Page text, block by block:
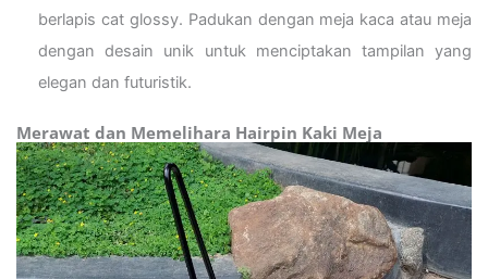
berlapis cat glossy. Padukan dengan meja kaca atau meja
dengan desain unik untuk menciptakan tampilan yang
elegan dan futuristik.
Merawat dan Memelihara Hairpin Kaki Meja